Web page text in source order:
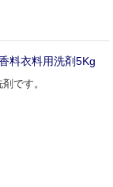
料衣料用洗剤5Kg
です。